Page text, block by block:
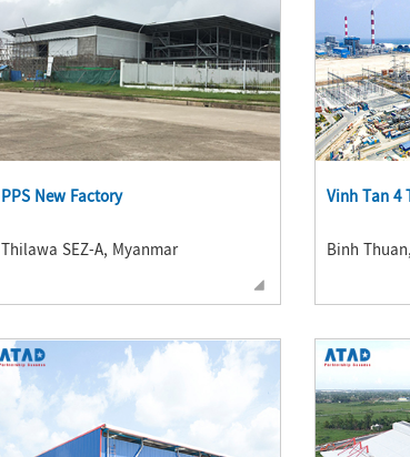
PPS New Factory
Thilawa SEZ-A, Myanmar
Vinh Tan 4
Binh